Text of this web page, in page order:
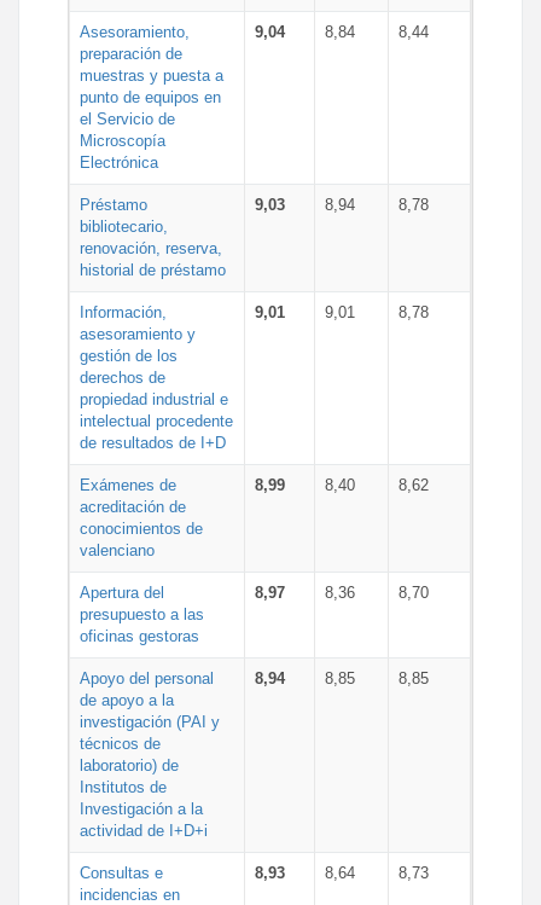
Asesoramiento,
preparación de
muestras y puesta a
punto de equipos en
el Servicio de
Microscopía
Electrónica
9,04 8,84 8,44
Préstamo
bibliotecario,
renovación, reserva,
historial de préstamo
9,03 8,94 8,78
Información,
asesoramiento y
gestión de los
derechos de
propiedad industrial e
intelectual procedente
de resultados de I+D
9,01 9,01 8,78
Exámenes de
acreditación de
conocimientos de
valenciano
8,99 8,40 8,62
Apertura del
presupuesto a las
oficinas gestoras
8,97 8,36 8,70
Apoyo del personal
de apoyo a la
investigación (PAI y
técnicos de
laboratorio) de
Institutos de
Investigación a la
actividad de I+D+i
8,94 8,85 8,85
Consultas e
incidencias en
8,93 8,64 8,73